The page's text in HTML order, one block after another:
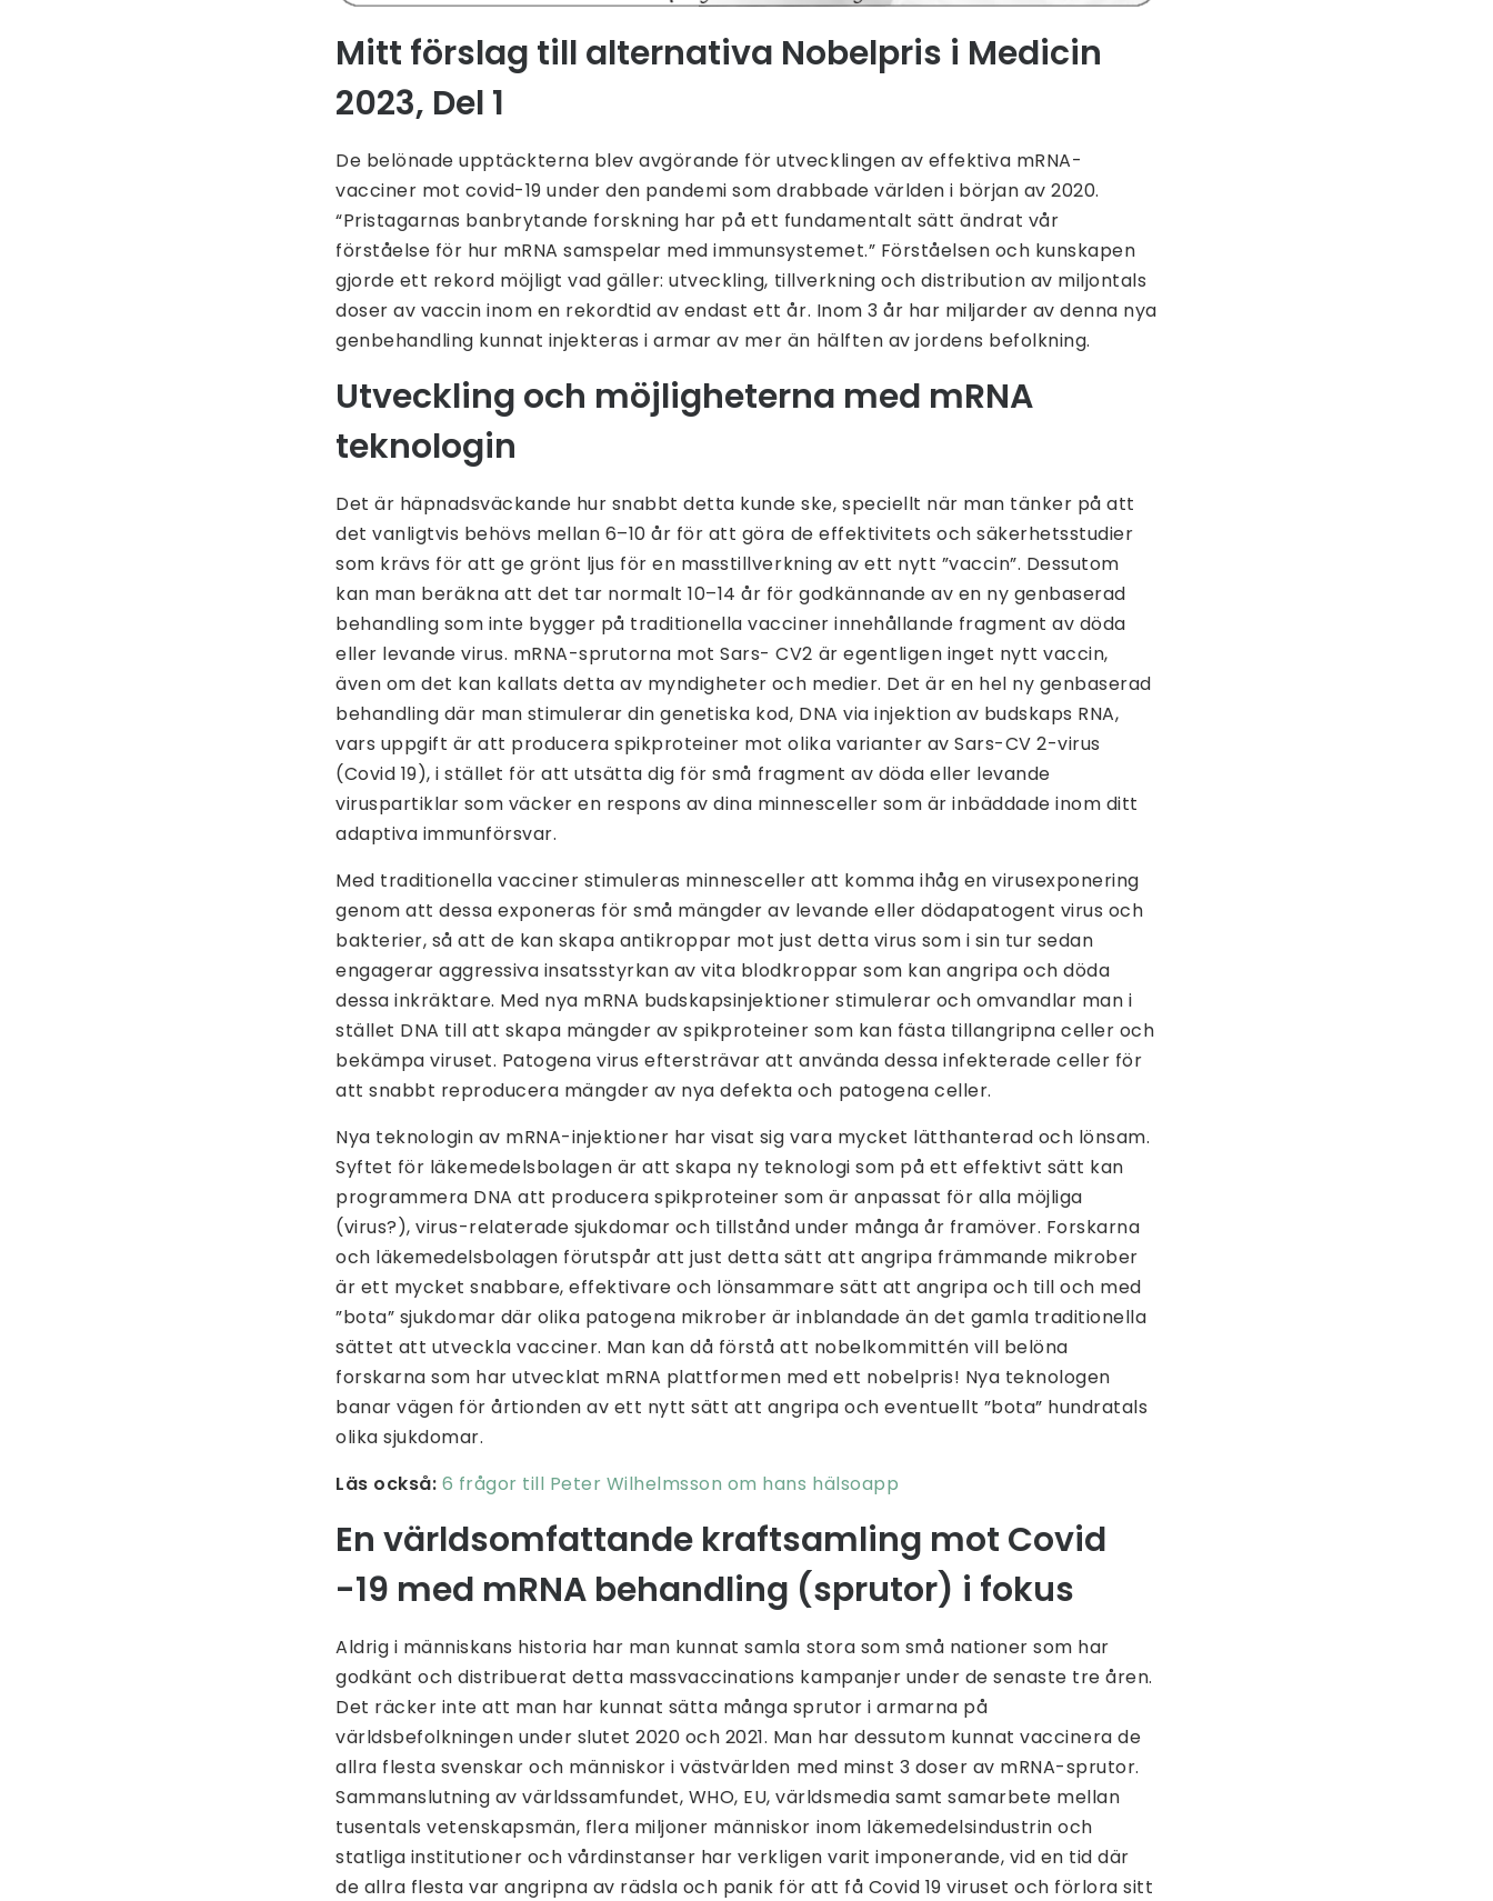
Mitt förslag till alternativa Nobelpris i Medicin
2023, Del 1
De belönade upptäckterna blev avgörande för utvecklingen av effektiva mRNA-
vacciner mot covid-19 under den pandemi som drabbade världen i början av 2020.
“Pristagarnas banbrytande forskning har på ett fundamentalt sätt ändrat vår
förståelse för hur mRNA samspelar med immunsystemet.” Förståelsen och kunskapen
gjorde ett rekord möjligt vad gäller: utveckling, tillverkning och distribution av miljontals
doser av vaccin inom en rekordtid av endast ett år. Inom 3 år har miljarder av denna nya
genbehandling kunnat injekteras i armar av mer än hälften av jordens befolkning.
Utveckling och möjligheterna med mRNA
teknologin
Det är häpnadsväckande hur snabbt detta kunde ske, speciellt när man tänker på att
det vanligtvis behövs mellan 6–10 år för att göra de effektivitets och säkerhetsstudier
som krävs för att ge grönt ljus för en masstillverkning av ett nytt ”vaccin”. Dessutom
kan man beräkna att det tar normalt 10–14 år för godkännande av en ny genbaserad
behandling som inte bygger på traditionella vacciner innehållande fragment av döda
eller levande virus. mRNA-sprutorna mot Sars- CV2 är egentligen inget nytt vaccin,
även om det kan kallats detta av myndigheter och medier. Det är en hel ny genbaserad
behandling där man stimulerar din genetiska kod, DNA via injektion av budskaps RNA,
vars uppgift är att producera spikproteiner mot olika varianter av Sars-CV 2-virus
(Covid 19), i stället för att utsätta dig för små fragment av döda eller levande
viruspartiklar som väcker en respons av dina minnesceller som är inbäddade inom ditt
adaptiva immunförsvar.
Med traditionella vacciner stimuleras minnesceller att komma ihåg en virusexponering
genom att dessa exponeras för små mängder av levande eller dödapatogent virus och
bakterier, så att de kan skapa antikroppar mot just detta virus som i sin tur sedan
engagerar aggressiva insatsstyrkan av vita blodkroppar som kan angripa och döda
dessa inkräktare. Med nya mRNA budskapsinjektioner stimulerar och omvandlar man i
stället DNA till att skapa mängder av spikproteiner som kan fästa tillangripna celler och
bekämpa viruset. Patogena virus eftersträvar att använda dessa infekterade celler för
att snabbt reproducera mängder av nya defekta och patogena celler.
Nya teknologin av mRNA-injektioner har visat sig vara mycket lätthanterad och lönsam.
Syftet för läkemedelsbolagen är att skapa ny teknologi som på ett effektivt sätt kan
programmera DNA att producera spikproteiner som är anpassat för alla möjliga
(virus?), virus-relaterade sjukdomar och tillstånd under många år framöver. Forskarna
och läkemedelsbolagen förutspår att just detta sätt att angripa främmande mikrober
är ett mycket snabbare, effektivare och lönsammare sätt att angripa och till och med
”bota” sjukdomar där olika patogena mikrober är inblandade än det gamla traditionella
sättet att utveckla vacciner. Man kan då förstå att nobelkommittén vill belöna
forskarna som har utvecklat mRNA plattformen med ett nobelpris! Nya teknologen
banar vägen för årtionden av ett nytt sätt att angripa och eventuellt ”bota” hundratals
olika sjukdomar.
Läs också: 6 frågor till Peter Wilhelmsson om hans hälsoapp
En världsomfattande kraftsamling mot Covid
-19 med mRNA behandling (sprutor) i fokus
Aldrig i människans historia har man kunnat samla stora som små nationer som har
godkänt och distribuerat detta massvaccinations kampanjer under de senaste tre åren.
Det räcker inte att man har kunnat sätta många sprutor i armarna på
världsbefolkningen under slutet 2020 och 2021. Man har dessutom kunnat vaccinera de
allra flesta svenskar och människor i västvärlden med minst 3 doser av mRNA-sprutor.
Sammanslutning av världssamfundet, WHO, EU, världsmedia samt samarbete mellan
tusentals vetenskapsmän, flera miljoner människor inom läkemedelsindustrin och
statliga institutioner och vårdinstanser har verkligen varit imponerande, vid en tid där
de allra flesta var angripna av rädsla och panik för att få Covid 19 viruset och förlora sitt